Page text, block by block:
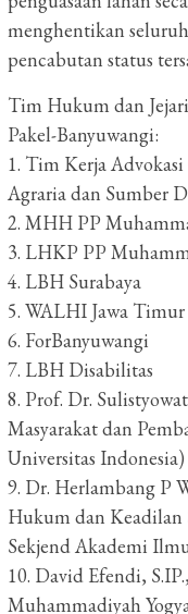
menghentikan
pencabutan status
Tim Hukum dan
Pakel-Banyuwangi:
1. Tim Kerja
Agraria dan Sumber
2. MHH PP
3. LHKP PP
4. LBH Surabaya
5. WALHI Jawa Timur
6. ForBanyuwangi
7. LBH Disabilitas
8. Prof. Dr.
Masyarakat dan
Universitas Indonesia)
9. Dr. Herlambang P
Hukum dan Keadilan
Sekjend Akademi
10. David Efendi,
Muhammadiyah